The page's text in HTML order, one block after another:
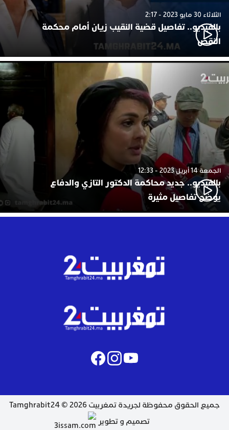
الثلاثاء 30 مايو 2023 - 2:17
بالفيديو.. تفاصيل قضية النقيب زيان أمام محكمة
النقض
الجمعة 14 أبريل 2023 - 12:33
بالفيديو.. جديد محاكمة الدكتور التازي والدفاع
يوضح تفاصيل مثيرة
جميع الحقوق محفوظة لجريدة تمغربيت 2026 © Tamghrabit24
تصميم و تطوير